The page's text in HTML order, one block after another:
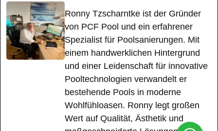
Ronny Tzscharntke ist der Gründer
von PCF Pool und ein erfahrener
Spezialist für Poolsanierungen. Mit
einem handwerklichen Hintergrund
und einer Leidenschaft für innovative
Pooltechnologien verwandelt er
bestehende Pools in moderne
Wohlfühloasen. Ronny legt großen
Wert auf Qualität, Ästhetik und